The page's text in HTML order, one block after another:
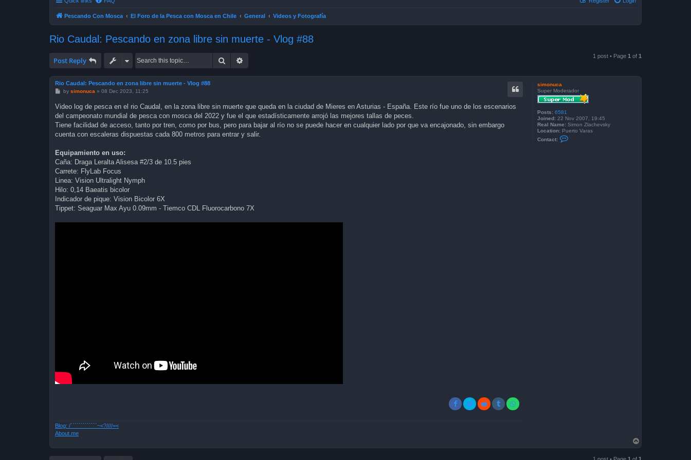
Pescando Con Mosca El Foro de la Pesca con Mosca en Chile General Videos y Fotografía
Rio Caudal: Pescando en zona libre sin muerte - Vlog #88
Post Reply Search 1 post • Page 1 of 1
simonuca
Super Moderador
Posts: 6581
Joined: 22 Nov 2007, 19:45
Real Name: Simon Zlachevsky
Location: Puerto Varas
Contact:
Rio Caudal: Pescando en zona libre sin muerte - Vlog #88
P
t
by simonuca » 08 Dec 2023, 11:25
Video log de pesca en el rio Caudal, en la zona libre sin muerte que queda en la ciudad de Mieres en Asturias - España. Este río fue uno de los escenarios
del campeonato mundial de pesca con mosca del 2022 y fue el que estadísticamente arrojó las mejores tallas de peces.
Tiene facilidad de acceso, tanto por tren, como por bus, pero para bajar al río no se puede hacer en cualquier lado por que va encajonado, sin embargo
cuenta con escaleras dispuestas cada 800 metros para entrar y salir.
Equipamiento en uso:
Caña: Draga Leralta Alisesa #2/3 de 10.5 pies
Carrete: FlyLab Focus
Linea: Vision Ultralight Nymph
Hilo: 0,14 Baeatis bicolor
Indicador de pique: Vision Bicolor 6X
Tippet: Seaguar Max Ayu 0.09mm - Tiemco CDL Fluorocarbono 7X
Blog: /`````````````~<?////=<
About.me
o